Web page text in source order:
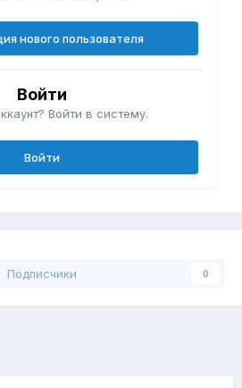
нового пользователя
Войти
Войти в систему.
Войти
Подписчики 0